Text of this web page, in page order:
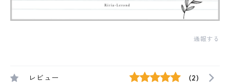
通報する
レビュー (2)